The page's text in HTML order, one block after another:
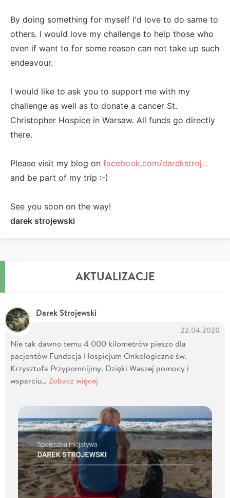
By doing something for myself I'd love to do same to
others. I would love my challenge to help those who
even if want to for some reason can not take up such
endeavour.
I would like to ask you to support me with my
challenge as well as to donate a cancer St.
Christopher Hospice in Warsaw. All funds go directly
there.
Please visit my blog on facebook.com/darekstroj...
and be part of my trip :-)
See you soon on the way!
darek strojewski
AKTUALIZACJE
Darek Strojewski
22.04.2020
Nie tak dawno temu 4 000 kilometrów pieszo dla
pacjentów Fundacja Hospicjum Onkologiczne św.
Krzysztofa Przypomnijmy. Dzięki Waszej pomocy i
wsparciu… Zobacz więcej